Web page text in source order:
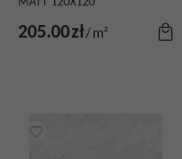
205.00zł/m²